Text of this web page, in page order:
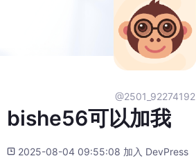
@2501_92274192
bishe56可以加我
2025-08-04 09:55:08 加入 DevPress